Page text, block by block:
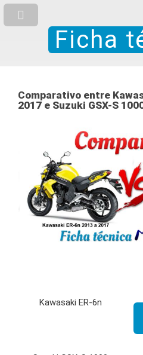
Ficha
Comparativo entre
2017 e Suzuki GSX-S